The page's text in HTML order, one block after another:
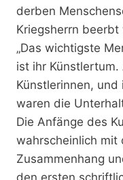
derben
Kriegsherrn beerbt
„Das wichtigste
ist ihr
Künstlerinnen, und
waren die
Die Anfänge des
wahrscheinlich mit
Zusammenhang
den ersten